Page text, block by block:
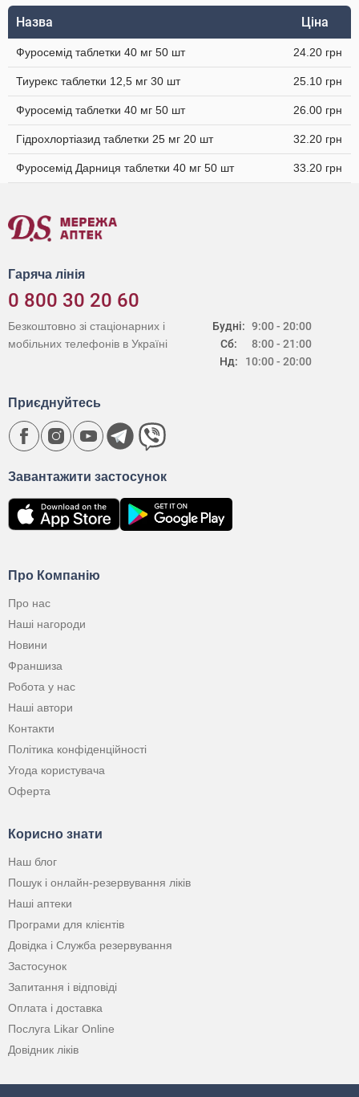
Назва Ціна
Фуросемід таблетки 40 мг 50 шт 24.20 грн
Тиурекс таблетки 12,5 мг 30 шт 25.10 грн
Фуросемід таблетки 40 мг 50 шт 26.00 грн
Гідрохлортіазид таблетки 25 мг 20 шт 32.20 грн
Фуросемід Дарниця таблетки 40 мг 50 шт 33.20 грн
Гаряча лінія
0 800 30 20 60
Будні:
Сб:
Нд:
9:00 - 20:00
8:00 - 21:00
10:00 - 20:00
Безкоштовно зі стаціонарних і
мобільних телефонів в Україні
Про Компанію
Про нас
Наші нагороди
Новини
Франшиза
Робота у нас
Наші автори
Контакти
Політика конфіденційності
Угода користувача
Оферта
Корисно знати
Наш блог
Пошук і онлайн-резервування ліків
Наші аптеки
Програми для клієнтів
Довідка і Служба резервування
Застосунок
Запитання і відповіді
Оплата і доставка
Послуга Likar Online
Довідник ліків
Завантажити застосунок
Приєднуйтесь